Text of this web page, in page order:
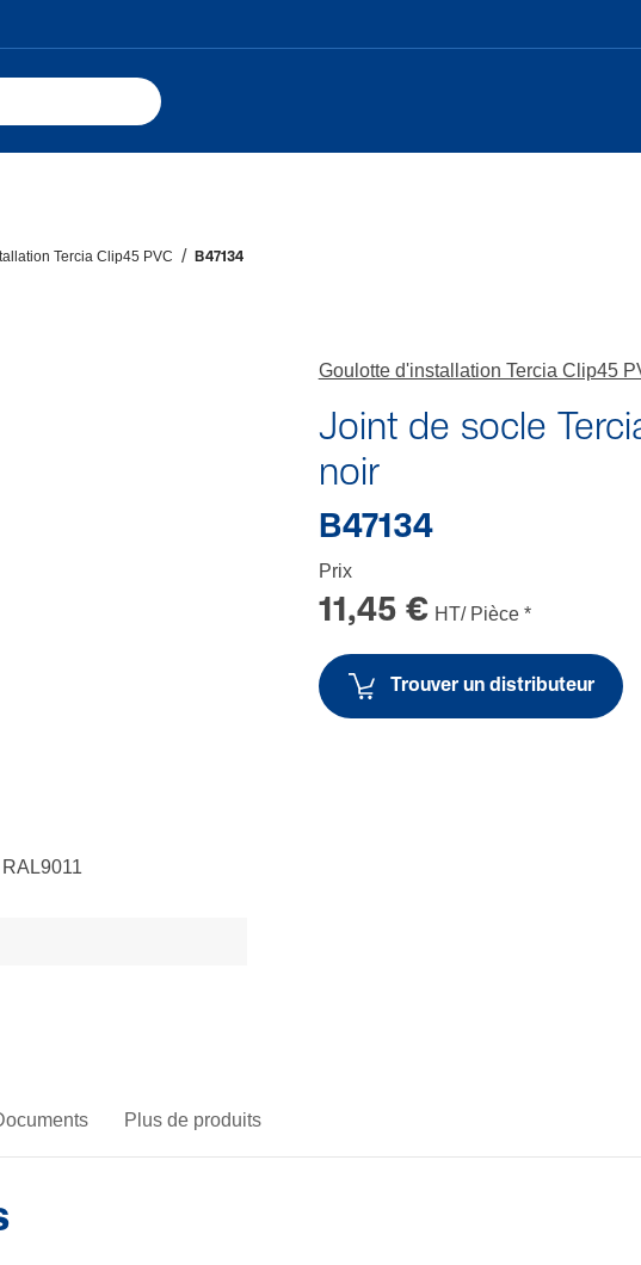
Tercia Clip45 PVC B47134
Goulotte d'installation Tercia Clip45
Joint de socle
noir
B47134
Prix
11,45 € HT/ Pièce *
Trouver un distributeur
Plus de produits